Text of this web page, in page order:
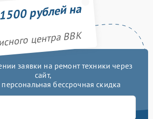
рублей на
центра BBK
заявки на ремонт техники через
сайт,
персональная бессрочная скидка